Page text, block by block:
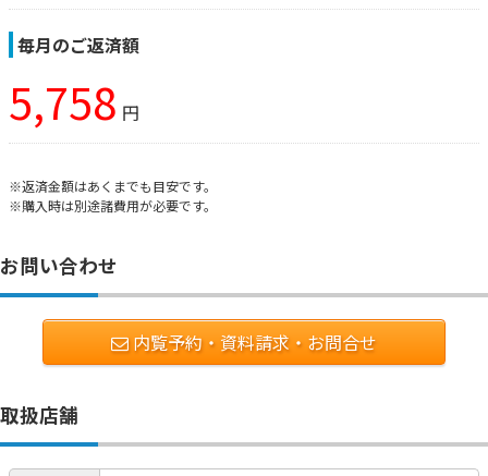
毎月のご返済額
5,758 円
※返済金額はあくまでも目安です。
※購入時は別途諸費用が必要です。
お問い合わせ
内覧予約・資料請求・お問合せ
取扱店舗